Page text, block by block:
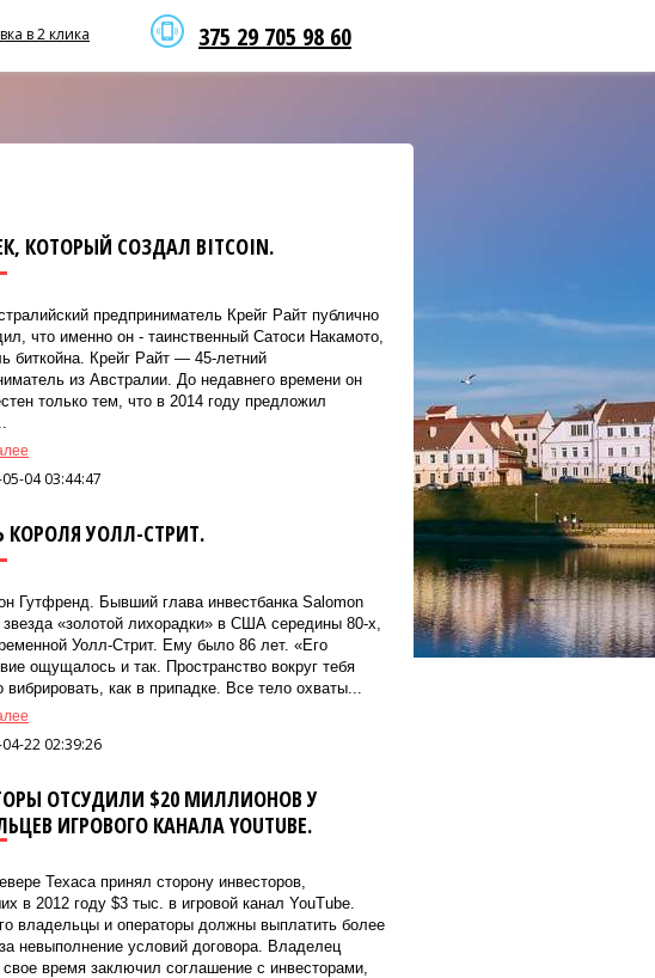
375 29 705 98 60
в 2 клика
КОТОРЫЙ СОЗДАЛ BITCOIN.
предприниматель Крейг Райт публично
что именно он - таинственный Сатоси Накамото,
биткойна. Крейг Райт — 45-летний
из Австралии. До недавнего времени он
только тем, что в 2014 году предложил
04 03:44:47
КОРОЛЯ УОЛЛ-СТРИТ.
Гутфренд. Бывший глава инвестбанка Salomon
звезда «золотой лихорадки» в США середины 80-х,
Уолл-Стрит. Ему было 86 лет. «Его
ощущалось и так. Пространство вокруг тебя
вибрировать, как в припадке. Все тело охваты...
22 02:39:26
ОТСУДИЛИ $20 МИЛЛИОНОВ У
ИГРОВОГО КАНАЛА YOUTUBE.
Техаса принял сторону инвесторов,
в 2012 году $3 тыс. в игровой канал YouTube.
владельцы и операторы должны выплатить более
невыполнение условий договора. Владелец
свое время заключил соглашение с инвесторами,